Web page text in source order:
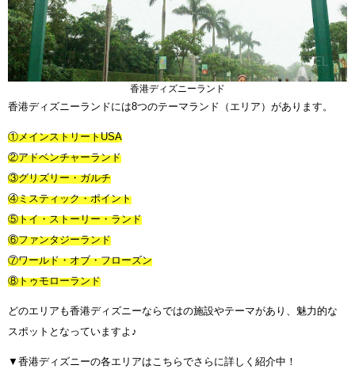
香港ディズニーランド
香港ディズニーランドには8つのテーマランド（エリア）があります。
①メインストリートUSA
②アドベンチャーランド
③グリズリー・ガルチ
④ミスティック・ポイント
⑤トイ・ストーリー・ランド
⑥ファンタジーランド
⑦ワールド・オブ・フローズン
⑧トゥモローランド
どのエリアも香港ディズニーならではの施設やテーマがあり、魅力的な
スポットとなっていますよ♪
▼香港ディズニーの各エリアはこちらでさらに詳しく紹介中！